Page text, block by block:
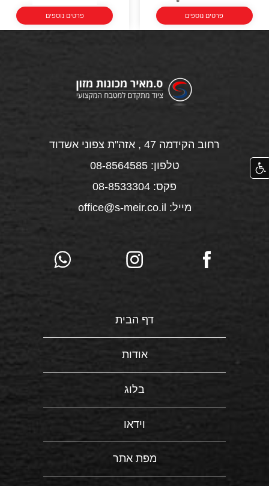
פרטים נוספים פרטים נוספים
רחוב הקידמה 47 , אזה"ת צפוני אשדוד
טלפון: 08-8564585
פקס: 08-8533304
מייל: office@s-meir.co.il
דף הבית
אודות
בלוג
וידאו
מפת אתר